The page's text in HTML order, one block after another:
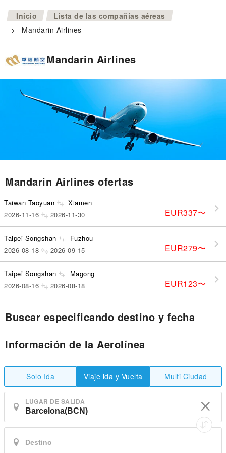
Inicio >
Lista de las compañías aéreas
>
Mandarin Airlines
Mandarin Airlines
Mandarin Airlines ofertas
Taiwan Taoyuan Xiamen
EUR337〜
2026-11-16 2026-11-30
Taipei Songshan Fuzhou
EUR279〜
2026-08-18 2026-09-15
Taipei Songshan Magong
EUR123〜
2026-08-16 2026-08-18
Buscar especificando destino y fecha
Información de la Aerolínea
Solo Ida Viaje ida y Vuelta Multi Ciudad
LUGAR DE SALIDA